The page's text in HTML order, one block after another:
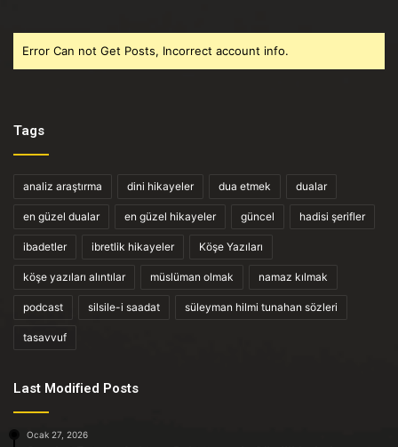
Error Can not Get Posts, Incorrect account info.
Tags
analiz araştırma dini hikayeler dua etmek dualar
en güzel dualar en güzel hikayeler güncel hadisi şerifler
ibadetler ibretlik hikayeler Köşe Yazıları
köşe yazıları alıntılar müslüman olmak namaz kılmak
podcast silsile-i saadat süleyman hilmi tunahan sözleri
tasavvuf
Last Modified Posts
Ocak 27, 2026